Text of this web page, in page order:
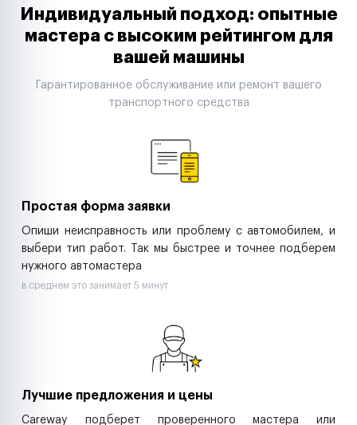
Таксопарки
Автодилеры
Строительные компании
Аренда спецтехники
Индивидуальный подход: опытные
мастера с высоким рейтингом для
вашей машины
Гарантированное обслуживание или ремонт вашего
транспортного средства
Простая форма заявки
Опиши неисправность или проблему с автомобилем, и
выбери тип работ. Так мы быстрее и точнее подберем
нужного автомастера
в среднем это занимает 5 минут
Лучшие предложения и цены
Careway подберет проверенного мастера или